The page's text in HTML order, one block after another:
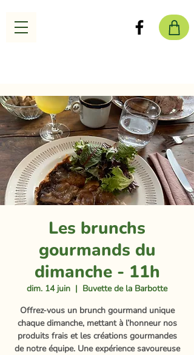
Les brunchs
gourmands du
dimanche - 11h
dim. 14 juin
  |
Buvette de la Barbotte
Offrez-vous un brunch gourmand unique
chaque dimanche, mettant à l’honneur nos
produits frais et les créations gourmandes
de notre équipe. Une expérience savoureuse